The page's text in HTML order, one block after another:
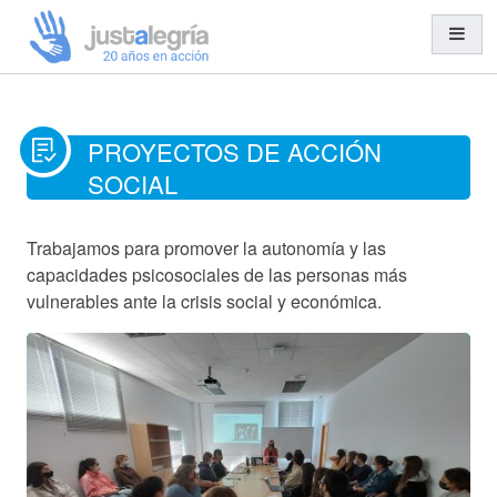
Misión y Visión
Organización y Equipo
Entidades Solidarias
Trabajo en Red
Cooperación al Desarrollo
Ayuda Humanitaria
Acción Social
Educación para el Desarrollo
PROYECTOS DE ACCIÓN
SOCIAL
Trabajamos para promover la autonomía y las
capacidades psicosociales de las personas más
vulnerables ante la crisis social y económica.